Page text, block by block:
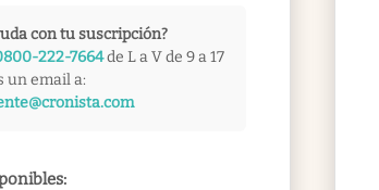
con tu suscripción?
222-7664de L a V de 9 a 17
un email a: